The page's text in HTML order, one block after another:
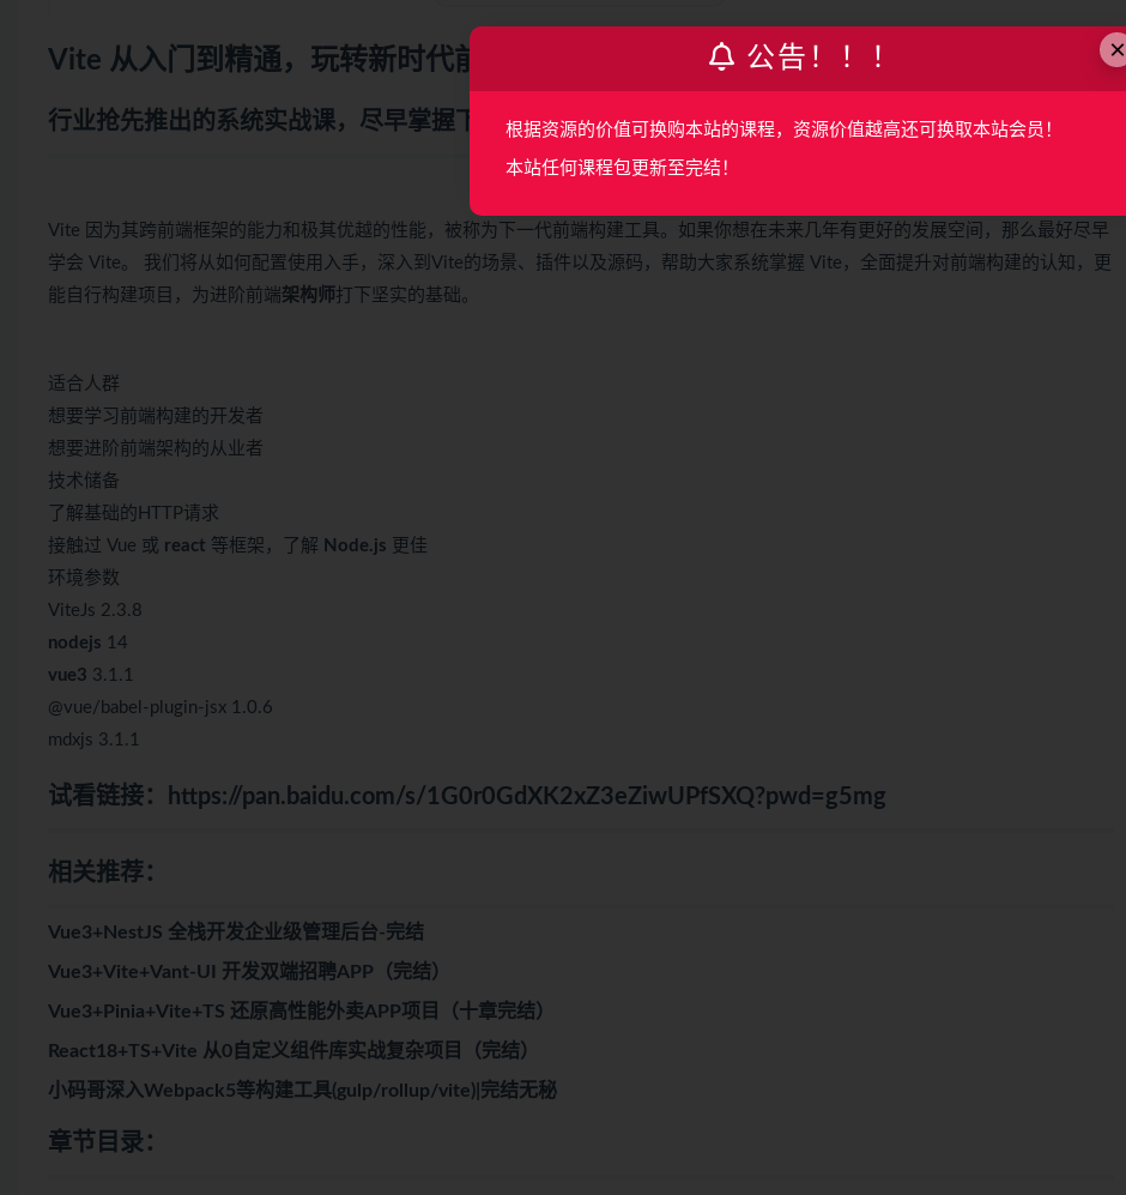
Vite 从入门到精通，玩转新时代前端构建法则
行业抢先推出的系统实战课，尽早掌握下一代前端核心工具
Vite 因为其跨前端框架的能力和极其优越的性能，被称为下一代前端构建工具。如果你想在未来几年有更好的发展空间，那么最好尽早
学会 Vite。 我们将从如何配置使用入手，深入到Vite的场景、插件以及源码，帮助大家系统掌握 Vite，全面提升对前端构建的认知，更
能自行构建项目，为进阶前端架构师打下坚实的基础。
适合人群
想要学习前端构建的开发者
想要进阶前端架构的从业者
技术储备
了解基础的HTTP请求
接触过 Vue 或 react 等框架，了解 Node.js 更佳
环境参数
ViteJs 2.3.8
nodejs 14
vue3 3.1.1
@vue/babel-plugin-jsx 1.0.6
mdxjs 3.1.1
试看链接： https://pan.baidu.com/s/1G0r0GdXK2xZ3eZiwUPfSXQ?pwd=g5mg
相关推荐：
Vue3+NestJS 全栈开发企业级管理后台-完结
Vue3+Vite+Vant-UI 开发双端招聘APP（完结）
Vue3+Pinia+Vite+TS 还原高性能外卖APP项目（十章完结）
React18+TS+Vite 从0自定义组件库实战复杂项目（完结）
小码哥深入Webpack5等构建工具(gulp/rollup/vite)|完结无秘
章节目录：
×
公告！！！
根据资源的价值可换购本站的课程，资源价值越高还可换取本站会员！
本站任何课程包更新至完结！